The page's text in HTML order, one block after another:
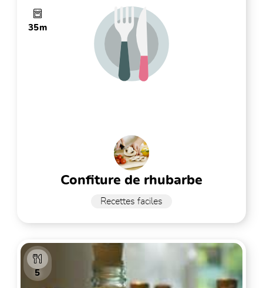
35m
confiture de rhubarbe
Recettes faciles
5